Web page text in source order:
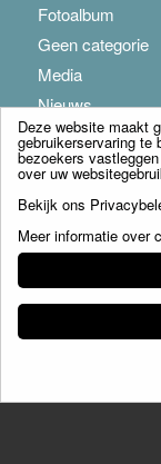
Fotoalbum
Geen categorie
Media
Nieuws
© Copyright -
Deze website maakt
gebruikerservaring te
bezoekers
over uw
Bekijk ons
Meer informatie over